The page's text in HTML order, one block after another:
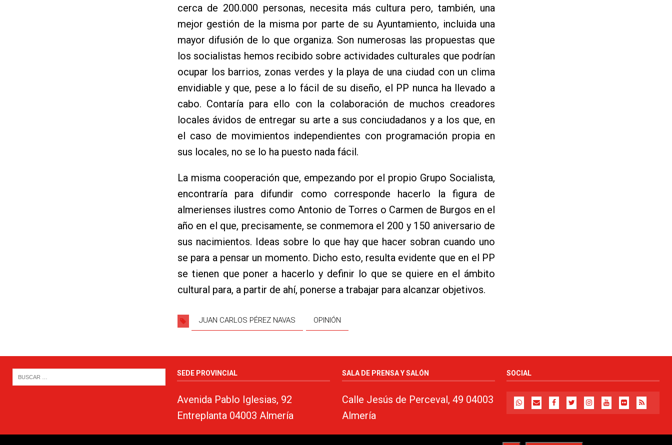
cerca de 200.000 personas, necesita más cultura pero, también, una
mejor gestión de la misma por parte de su Ayuntamiento, incluida una
mayor difusión de lo que organiza. Son numerosas las propuestas que
los socialistas hemos recibido sobre actividades culturales que podrían
ocupar los barrios, zonas verdes y la playa de una ciudad con un clima
envidiable y que, pese a lo fácil de su diseño, el PP nunca ha llevado a
cabo. Contaría para ello con la colaboración de muchos creadores
locales ávidos de entregar su arte a sus conciudadanos y a los que, en
el caso de movimientos independientes con programación propia en
sus locales, no se lo ha puesto nada fácil.
La misma cooperación que, empezando por el propio Grupo Socialista,
encontraría para difundir como corresponde hacerlo la figura de
almerienses ilustres como Antonio de Torres o Carmen de Burgos en el
año en el que, precisamente, se conmemora el 200 y 150 aniversario de
sus nacimientos. Ideas sobre lo que hay que hacer sobran cuando uno
se para a pensar un momento. Dicho esto, resulta evidente que en el PP
se tienen que poner a hacerlo y definir lo que se quiere en el ámbito
cultural para, a partir de ahí, ponerse a trabajar para alcanzar objetivos.
JUAN CARLOS PÉREZ NAVAS OPINIÓN
SEDE PROVINCIAL
Avenida Pablo Iglesias, 92
Entreplanta 04003 Almería
SALA DE PRENSA Y SALÓN
Calle Jesús de Perceval, 49 04003
Almería
SOCIAL